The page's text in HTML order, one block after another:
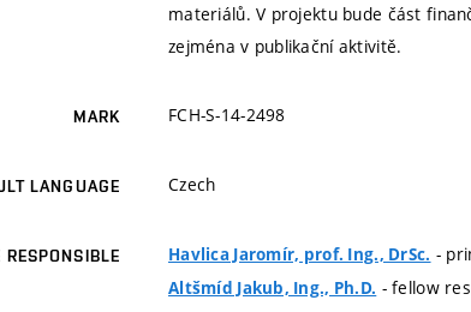
materiálů. V projektu bude část
zejména v publikační aktivitě.
MARK FCH-S-14-2498
LANGUAGE Czech
RESPONSIBLE Havlica Jaromír, prof. Ing., DrSc. -
Altšmíd Jakub, Ing., Ph.D. - fellow